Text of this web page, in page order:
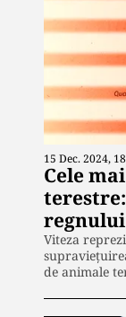
15 Dec. 2024,
Cele
Viteza
de animale